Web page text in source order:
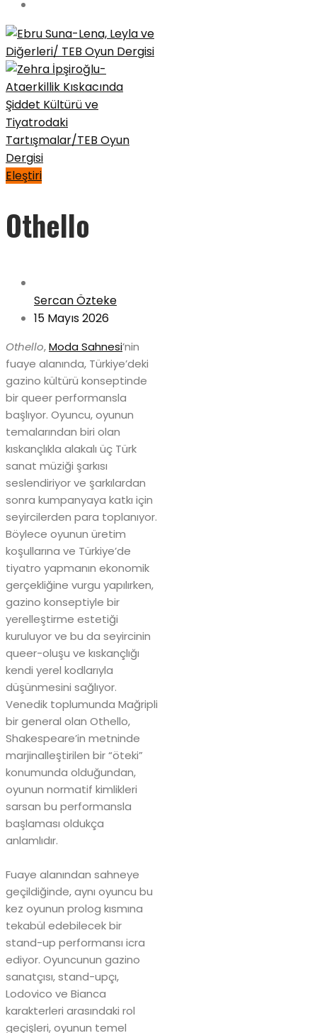
Eleştiri
Othello
Sercan Özteke
15 Mayıs 2026
Othello,Moda Sahnesi’nin
fuaye alanında, Türkiye’deki
gazino kültürü konseptinde
bir queer performansla
başlıyor. Oyuncu, oyunun
temalarından biri olan
kıskançlıkla alakalı üç Türk
sanat müziği şarkısı
seslendiriyor ve şarkılardan
sonra kumpanyaya katkı için
seyircilerden para toplanıyor.
Böylece oyunun üretim
koşullarına ve Türkiye’de
tiyatro yapmanın ekonomik
gerçekliğine vurgu yapılırken,
gazino konseptiyle bir
yerelleştirme estetiği
kuruluyor ve bu da seyircinin
queer-oluşu ve kıskançlığı
kendi yerel kodlarıyla
düşünmesini sağlıyor.
Venedik toplumunda Mağripli
bir general olan Othello,
Shakespeare’in metninde
marjinalleştirilen bir “öteki”
konumunda olduğundan,
oyunun normatif kimlikleri
sarsan bu performansla
başlaması oldukça
anlamlıdır.
Fuaye alanından sahneye
geçildiğinde, aynı oyuncu bu
kez oyunun prolog kısmına
tekabül edebilecek bir
stand-up performansı icra
ediyor. Oyuncunun gazino
sanatçısı, stand-upçı,
Lodovico ve Bianca
karakterleri arasındaki rol
geçişleri, oyunun temel